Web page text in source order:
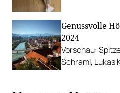
Genussvolle
2024
Vorschau:
Schraml, Lukas